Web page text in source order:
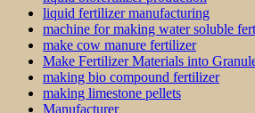
liquid fertilizer manufacturing
machine for making water soluble
make cow manure fertilizer
Make Fertilizer Materials into
making bio compound fertilizer
making limestone pellets
Manufacturer